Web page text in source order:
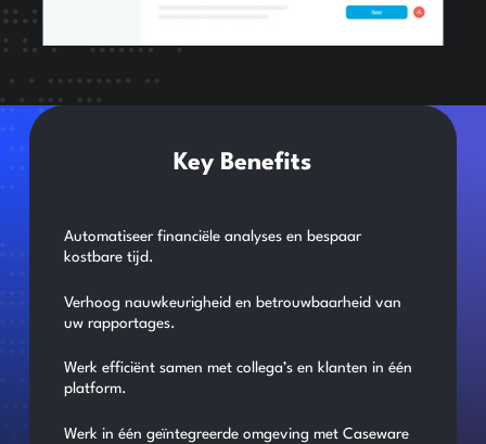
Key Benefits
Automatiseer financiële analyses en bespaar
kostbare tijd.
Verhoog nauwkeurigheid en betrouwbaarheid van
uw rapportages.
Werk efficiënt samen met collega’s en klanten in één
platform.
Werk in één geïntegreerde omgeving met Caseware